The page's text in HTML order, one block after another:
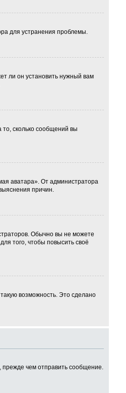
для устранения проблемы.
ли он установить нужный вам
то, сколько сообщений вы
аватара». От администратора
причин.
Обычно вы не можете
того, чтобы повысить своё
возможность. Это сделано
чем отправить сообщение.